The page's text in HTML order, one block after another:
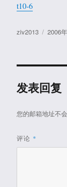
t10-6
作
ziv2013
发
2006
发表回复
您的邮箱地址不会
评论 *